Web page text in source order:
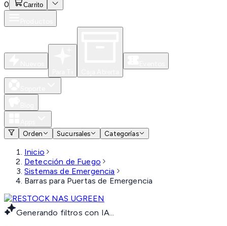
0 Carrito
Orden
Sucursales Categorías
Inicio
Detección de Fuego
Sistemas de Emergencia
Barras para Puertas de Emergencia
Generando filtros con IA...